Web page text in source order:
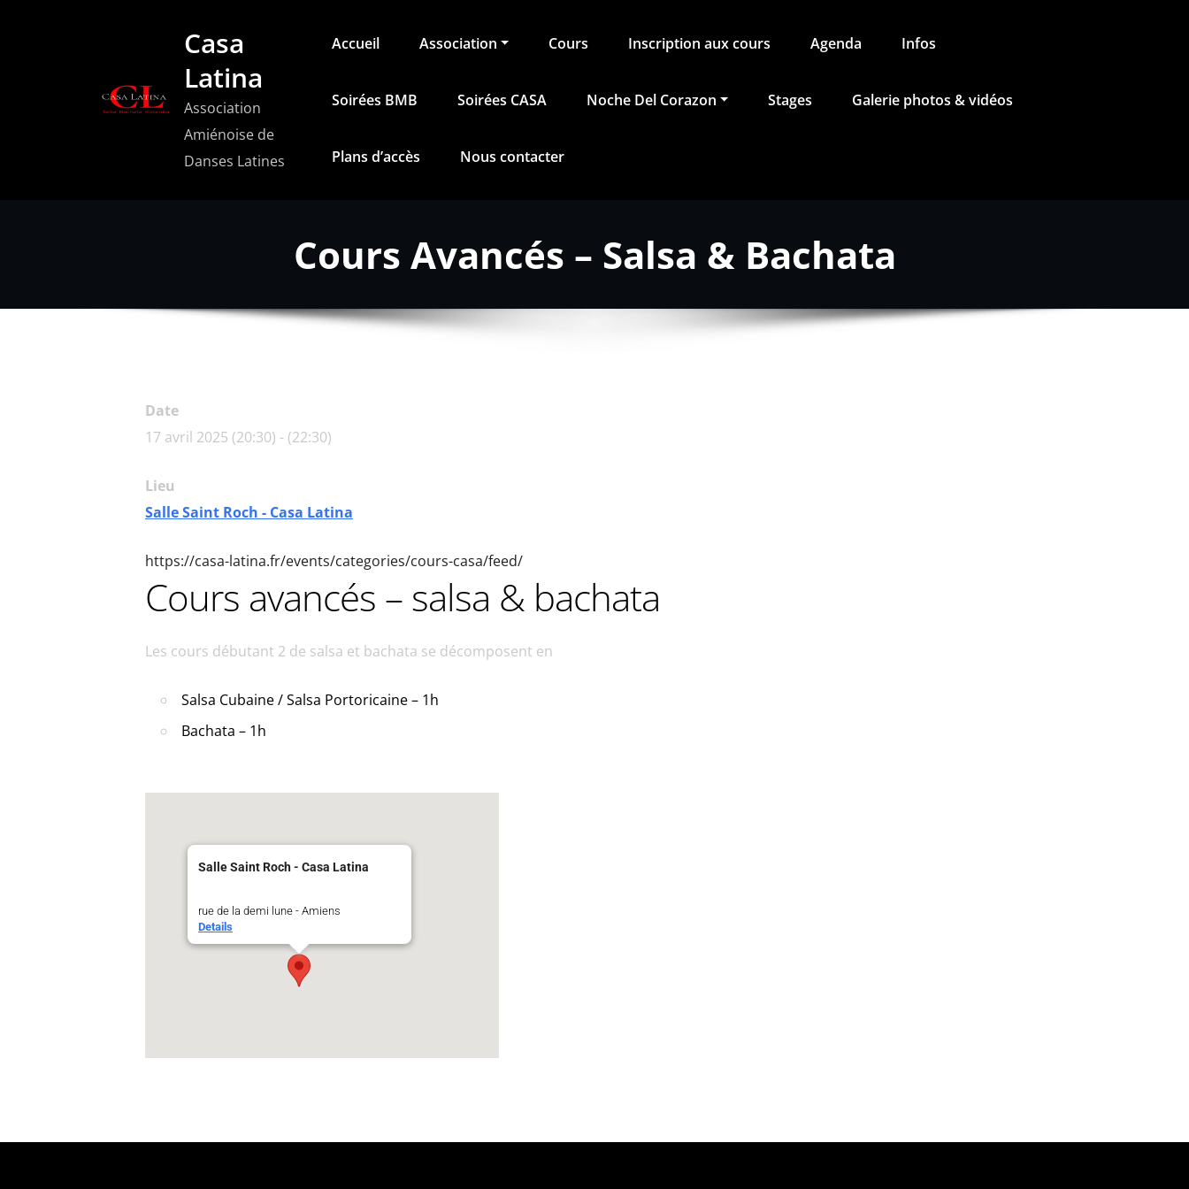
Casa
Latina
Association
Amiénoise de
Danses Latines
Accueil Association Cours Inscription aux cours Agenda Infos
Soirées BMB Soirées CASA Noche Del Corazon Stages Galerie photos & vidéos
Plans d’accès Nous contacter
Cours Avancés – Salsa & Bachata
Date
17 avril 2025 (20:30) - (22:30)
Lieu
Salle Saint Roch - Casa Latina
https://casa-latina.fr/events/categories/cours-casa/feed/
Cours avancés – salsa & bachata
Les cours débutant 2 de salsa et bachata se décomposent en
Salsa Cubaine / Salsa Portoricaine – 1h
Bachata – 1h
Salle Saint Roch - Casa Latina
rue de la demi lune - Amiens
Details